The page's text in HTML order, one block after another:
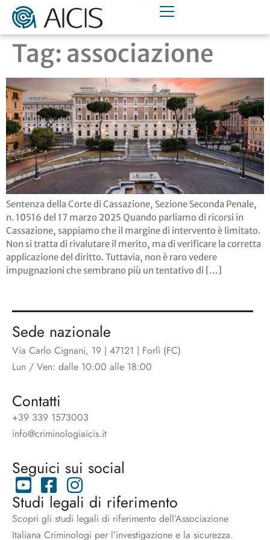
Tag: associazione
Sentenza della Corte di Cassazione, Sezione Seconda Penale,
n. 10516 del 17 marzo 2025 Quando parliamo di ricorsi in
Cassazione, sappiamo che il margine di intervento è limitato.
Non si tratta di rivalutare il merito, ma di verificare la corretta
applicazione del diritto. Tuttavia, non è raro vedere
impugnazioni che sembrano più un tentativo di […]
Sede nazionale
Via Carlo Cignani, 19 | 47121 | Forlì (FC)
Lun / Ven: dalle 10:00 alle 18:00
Contatti
+39 339 1573003
info@criminologiaicis.it
Seguici sui social
Studi legali di riferimento
Scopri gli studi legali di riferimento dell’Associazione
Italiana Criminologi per l’investigazione e la sicurezza.